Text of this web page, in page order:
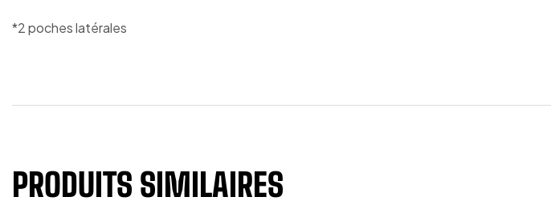
*2 poches latérales
PRODUITS SIMILAIRES